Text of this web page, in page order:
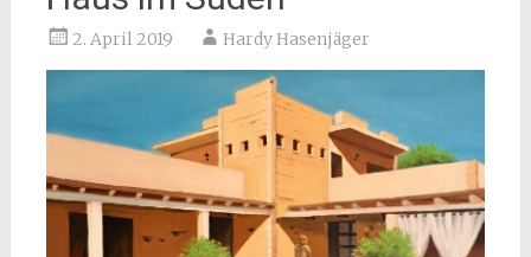
2. April 2019 Hardy Hasenjäger